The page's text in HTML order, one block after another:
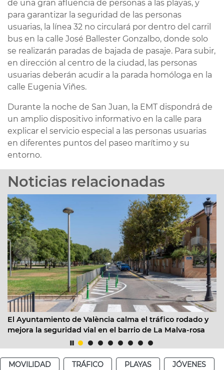
de una gran afluencia de personas a las playas, y
para garantizar la seguridad de las personas
usuarias, la línea 32 no circulará por dentro del carril
bus en la calle José Ballester Gonzalbo, donde solo
se realizarán paradas de bajada de pasaje. Para subir,
en dirección al centro de la ciudad, las personas
usuarias deberán acudir a la parada homóloga en la
calle Eugenia Viñes.
Durante la noche de San Juan, la EMT dispondrá de
un amplio dispositivo informativo en la calle para
explicar el servicio especial a las personas usuarias
en diferentes puntos del paseo marítimo y su
entorno.
Noticias relacionadas
de València calma el tráfico rodado y
la seguridad vial en el barrio de La Malva-rosa
EMT
MOVILIDAD TRÁFICO PLAYAS
JÓVENES